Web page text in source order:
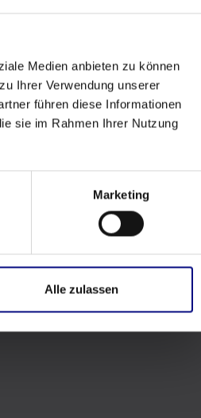
Medien anbieten zu können
Ihrer Verwendung unserer
führen diese Informationen
sie im Rahmen Ihrer Nutzung
Marketing
Alle zulassen